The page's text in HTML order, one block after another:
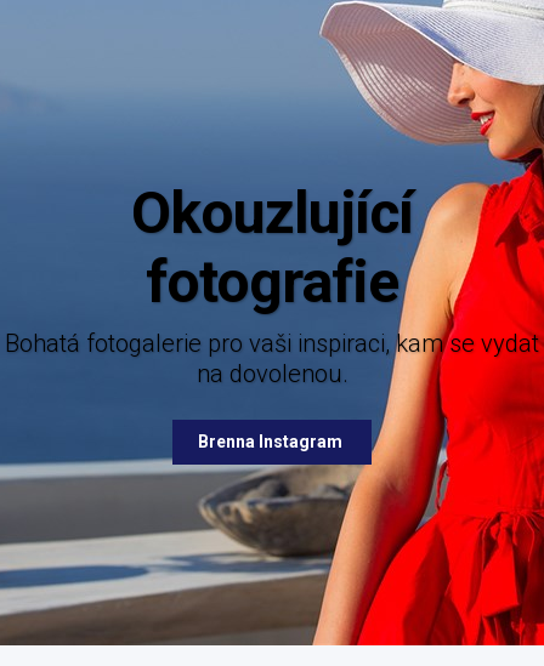
pro vaši inspiraci, kam se vydat
Brenna Instagram
Aktuální
Mějte dokonalý přehled o novinkách z
nabízených destinací.
Brenna Facebook